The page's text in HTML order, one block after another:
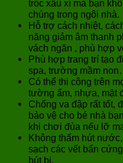
tróc xấu xí mà bạn
chúng trong ngôi nhà.
Hỗ trợ cách nhiệt,
năng giảm âm thanh
vách ngăn , phù hợp
Phù hợp trang trí tạo
spa, trường mầm
Có thể thi công trên
tường ẩm, nhựa, mặt
Chống va đập rất tốt,
bảo vệ cho bé nhà
khi chơi đùa nếu lỡ
Không thấm hút
sạch các vết bẩn
bút bi.